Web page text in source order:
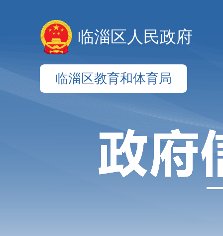
临淄区人民政府
临淄区教育和体育局